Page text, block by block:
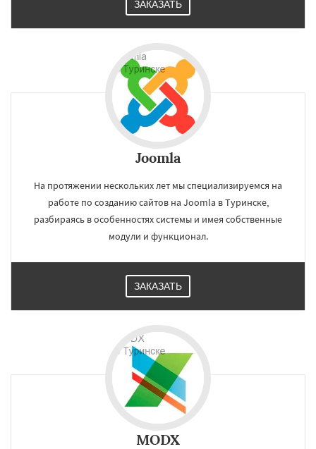
ЗАКАЗАТЬ
Joomla
На протяжении нескольких лет мы специализируемся на
работе по созданию сайтов на Joomla в Туринске,
разбираясь в особенностях системы и имея собственные
модули и функционал.
ЗАКАЗАТЬ
MODX